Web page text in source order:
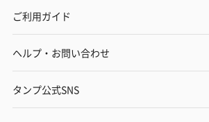
ご利用ガイド
ヘルプ・お問い合わせ
タンプ公式SNS